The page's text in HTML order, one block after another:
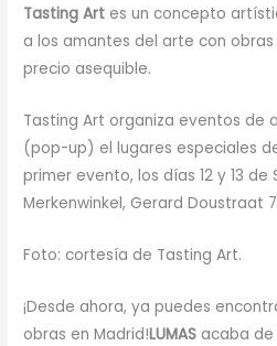
Tasting Art es un concepto
a los amantes del arte con
precio asequible.
Tasting Art organiza eventos de
(pop-up) el lugares especiales
primer evento, los días 12 y 13 de
Merkenwinkel, Gerard Doustraat
Foto: cortesía de Tasting Art.
¡Desde ahora, ya puedes
obras en Madrid!LUMAS acaba de